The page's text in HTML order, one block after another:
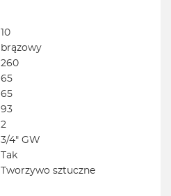
10
brązowy
260
65
65
93
2
3/4" GW
Tak
Tworzywo sztuczne